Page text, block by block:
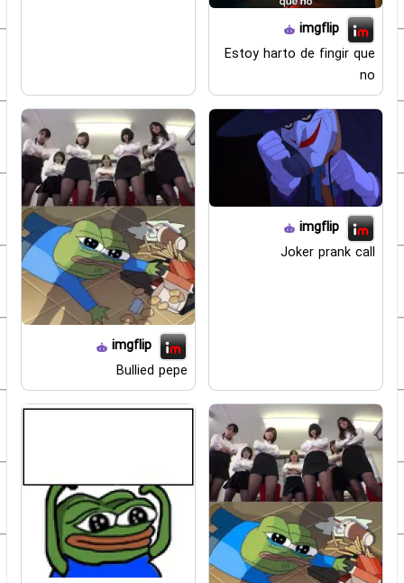
imgflip
Estoy harto de fingir que
no
imgflip
Joker prank call
imgflip
Bullied pepe